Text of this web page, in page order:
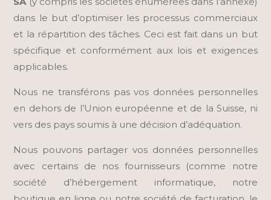
dans le but d’optimiser les processus commerciaux
et la répartition des tâches. Ceci est fait dans un but
spécifique et conformément aux lois et exigences
applicables.
Nous ne transférons pas vos données personnelles
en dehors de l’Union européenne et de la Suisse, ni
vers des pays soumis à une décision d’adéquation.
Nous pouvons partager vos données personnelles
avec certains de nos fournisseurs (comme notre
société d’hébergement informatique, notre